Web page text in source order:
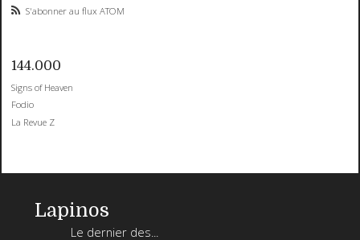
S'abonner au flux ATOM
144.000
Signs of Heaven
Fodio
La Revue Z
Lapinos
Le dernier des...